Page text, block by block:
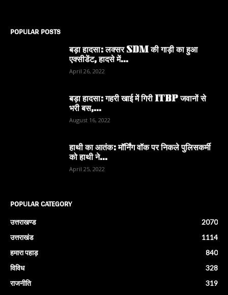
POPULAR POSTS
बड़ा हादसा: लक्सर SDM की गाड़ी का हुआ
एक्सीडेंट, हादसे में...
April 26, 2022
बड़ा हादसा: गहरी खाई में गिरी ITBP जवानों से
भरी बस,...
August 16, 2022
हाथी का आतंक: मॉर्निंग वॉक पर निकले पुलिसकर्मी
को हाथी ने...
April 25, 2022
POPULAR CATEGORY
उत्तराखण्ड
2070
उत्तराखंड
1114
हमारा पहाड़
840
विविध
328
राजनीति
319